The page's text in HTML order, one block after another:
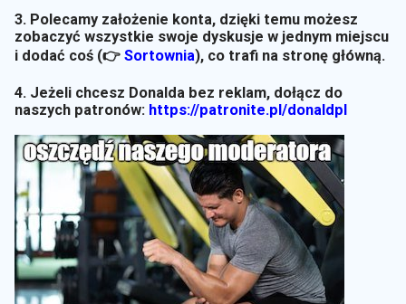
3. Polecamy założenie konta, dzięki temu możesz
zobaczyć wszystkie swoje dyskusje w jednym miejscu
i dodać coś (👉 Sortownia), co trafi na stronę główną.
4. Jeżeli chcesz Donalda bez reklam, dołącz do
naszych patronów: https://patronite.pl/donaldpl